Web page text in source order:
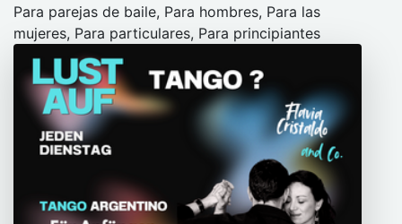
Para parejas de baile, Para hombres, Para las
mujeres, Para particulares, Para principiantes